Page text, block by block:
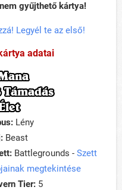
gyűjthető kártya!
Legyél te az első!
adatai
Támadás
Lény
Beast
Battlegrounds - Szett
megtekintése
Tier: 5